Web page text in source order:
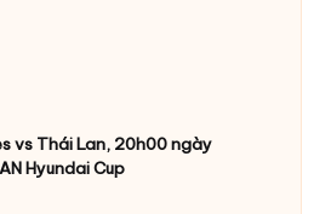
vs Thái Lan, 20h00 ngày
Hyundai Cup